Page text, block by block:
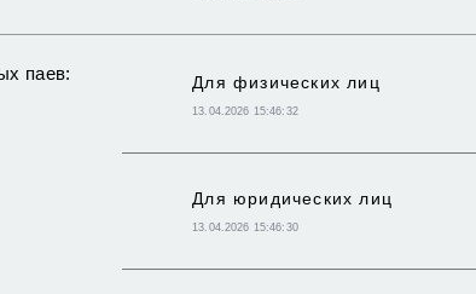
паев: Для физических лиц
13.04.2026 15:46:32
Для юридических лиц
13.04.2026 15:46:30